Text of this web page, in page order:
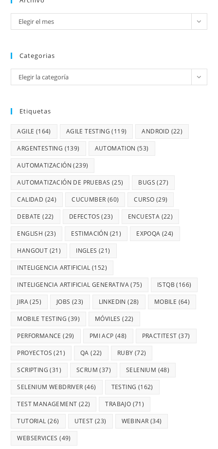
Elegir el mes
Categorias
Elegir la categoría
Etiquetas
AGILE (164) AGILE TESTING (119) ANDROID (22)
ARGENTESTING (139) AUTOMATION (53)
AUTOMATIZACIÓN (239)
AUTOMATIZACIÓN DE PRUEBAS (25) BUGS (27)
CALIDAD (24) CUCUMBER (60) CURSO (29)
DEBATE (22) DEFECTOS (23) ENCUESTA (22)
ENGLISH (23) ESTIMACIÓN (21) EXPOQA (24)
HANGOUT (21) INGLES (21)
INTELIGENCIA ARTIFICIAL (152)
INTELIGENCIA ARTIFICIAL GENERATIVA(75) ISTQB (166)
JIRA(25) JOBS (23) LINKEDIN (28) MOBILE (64)
MOBILE TESTING (39) MÓVILES (22)
PERFORMANCE (29) PMI ACP (48) PRACTITEST (37)
PROYECTOS (21) QA (22) RUBY (72)
SCRIPTING (31) SCRUM (37) SELENIUM (48)
SELENIUM WEBDRIVER (46) TESTING (162)
TEST MANAGEMENT (22) TRABAJO (71)
TUTORIAL (26) UTEST (23) WEBINAR (34)
WEBSERVICES (49)